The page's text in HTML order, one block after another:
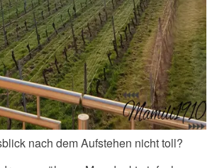
nach dem Aufstehen nicht toll?